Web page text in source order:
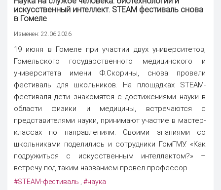
искусственный интеллект. STEAM фестиваль снова
в Гомеле
Изменен: 22.06.2026
19 июня в Гомеле при участии двух университетов,
Гомельского государственного медицинского и
университета имени Ф.Скорины, снова провели
фестиваль для школьников. На площадках STEAM-
фестиваля дети знакомятся с достижениями науки в
области физики и медицины, встречаются с
представителями науки, принимают участие в мастер-
классах по направлениям. Своими знаниями со
школьниками поделились и сотрудники ГомГМУ. «Как
подружиться с искусственным интеллектом?» –
встречу под таким названием провёл профессор...
#STEAM-фестиваль , #наука